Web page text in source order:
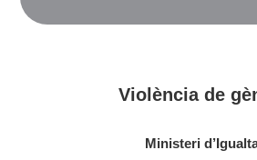
Violència de
Ministeri